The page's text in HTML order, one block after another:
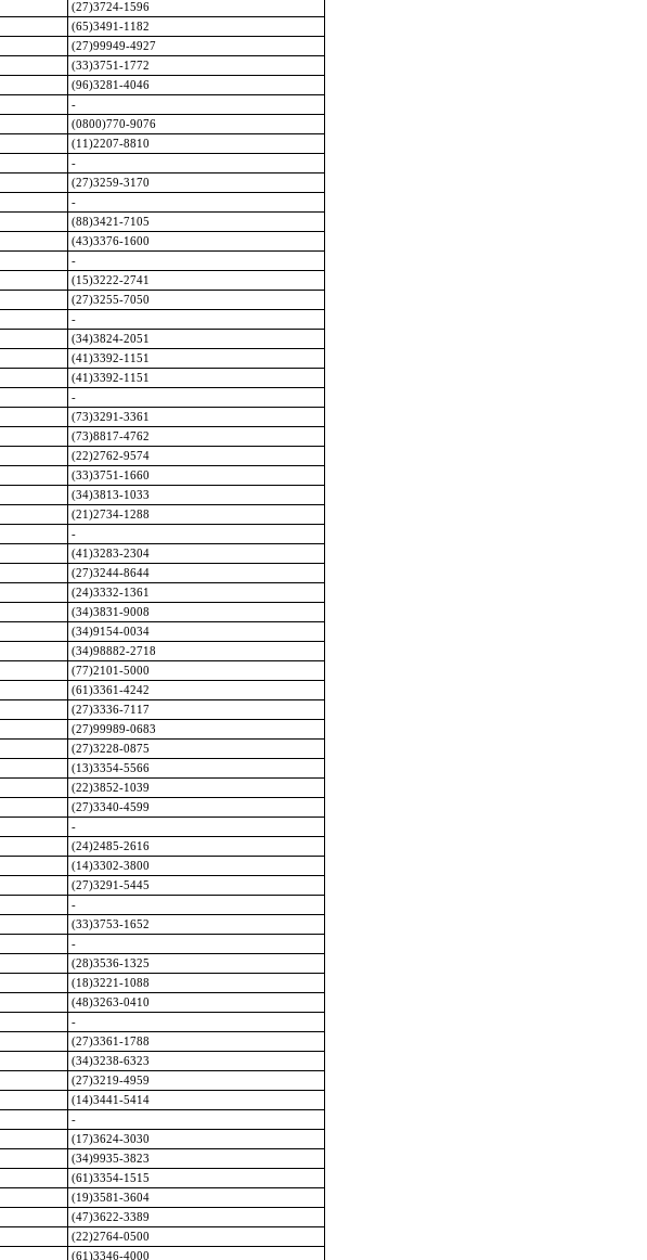
(27)3724-1596
(65)3491-1182
(27)99949-4927
(33)3751-1772
(96)3281-4046
-
(0800)770-9076
(11)2207-8810
-
(27)3259-3170
-
(88)3421-7105
(43)3376-1600
-
(15)3222-2741
(27)3255-7050
-
(34)3824-2051
(41)3392-1151
(41)3392-1151
-
(73)3291-3361
(73)8817-4762
(22)2762-9574
(33)3751-1660
(34)3813-1033
(21)2734-1288
-
(41)3283-2304
(27)3244-8644
(24)3332-1361
(34)3831-9008
(34)9154-0034
(34)98882-2718
(77)2101-5000
(61)3361-4242
(27)3336-7117
(27)99989-0683
(27)3228-0875
(13)3354-5566
(22)3852-1039
(27)3340-4599
-
(24)2485-2616
(14)3302-3800
(27)3291-5445
-
(33)3753-1652
-
(28)3536-1325
(18)3221-1088
(48)3263-0410
-
(27)3361-1788
(34)3238-6323
(27)3219-4959
(14)3441-5414
-
(17)3624-3030
(34)9935-3823
(61)3354-1515
(19)3581-3604
(47)3622-3389
(22)2764-0500
(61)3346-4000